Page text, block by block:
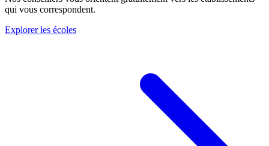
qui vous correspondent.
Explorer les écoles